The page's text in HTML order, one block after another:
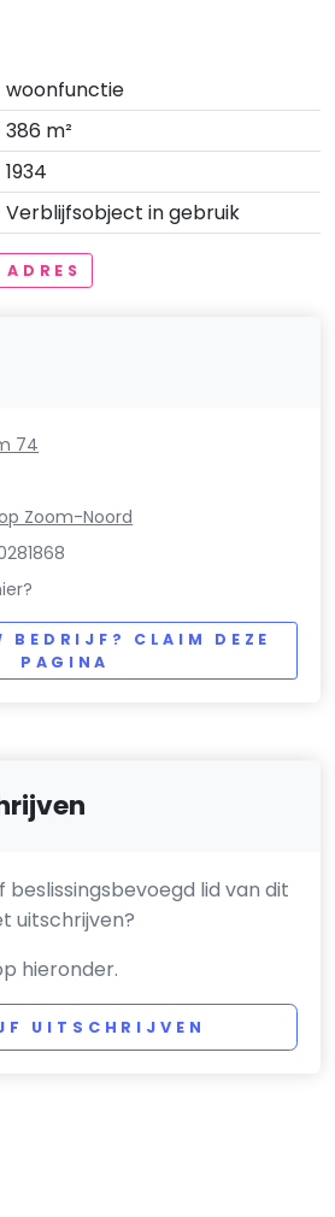
woonfunctie
386 m²
1934
Verblijfsobject in gebruik
74
Zoom-Noord
BEDRIJF? CLAIM DEZE
PAGINA
beslissingsbevoegd lid van dit
uitschrijven?
hieronder.
UITSCHRIJVEN